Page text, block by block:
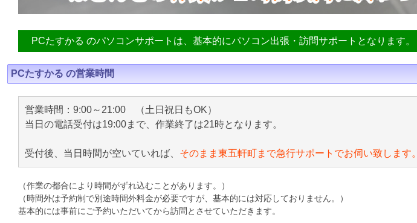
PCたすかる のパソコンサポートは、基本的にパソコン出張・訪問サポートとなります。
PCたすかる の営業時間
営業時間：9:00～21:00 （土日祝日もOK）
当日の電話受付は19:00まで、作業終了は21時となります。
受付後、当日時間が空いていれば、 そのまま東五軒町まで急行サポートでお伺い致します。
（作業の都合により時間がずれ込むことがあります。）
（時間外は予約制で別途時間外料金が必要ですが、基本的には対応しておりません。）
基本的には事前にご予約いただいてから訪問とさせていただきます。